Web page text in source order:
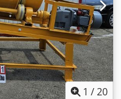
1 /20